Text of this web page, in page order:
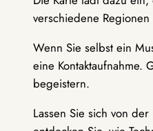
verschiedene
Wenn Sie selbst ein
eine
begeistern.
Lassen Sie sich von